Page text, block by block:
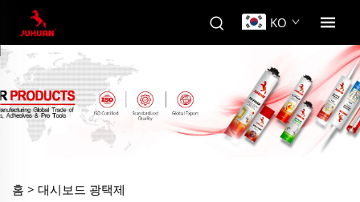
KO
홈 > 대시보드 광택제